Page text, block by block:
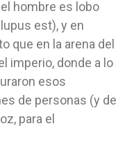
hombre es lobo
est), y en
que en la arena del
imperio, donde a lo
esos
de personas (y de
para el